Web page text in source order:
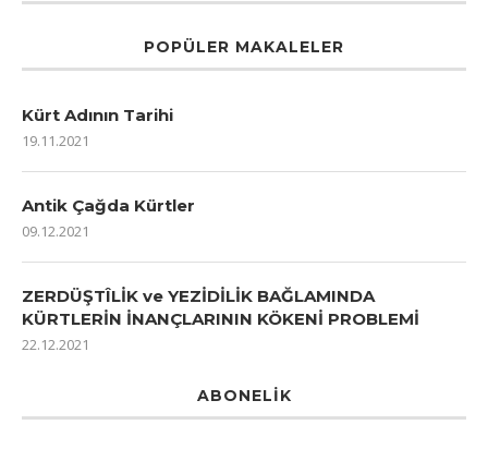
POPÜLER MAKALELER
Kürt Adının Tarihi
19.11.2021
Antik Çağda Kürtler
09.12.2021
ZERDÜŞTÎLİK ve YEZİDİLİK BAĞLAMINDA
KÜRTLERİN İNANÇLARININ KÖKENİ PROBLEMİ
22.12.2021
ABONELIK